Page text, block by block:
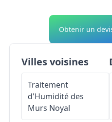
Obtenir un
Villes voisines
Traitement
d'Humidité des
Murs Noyal